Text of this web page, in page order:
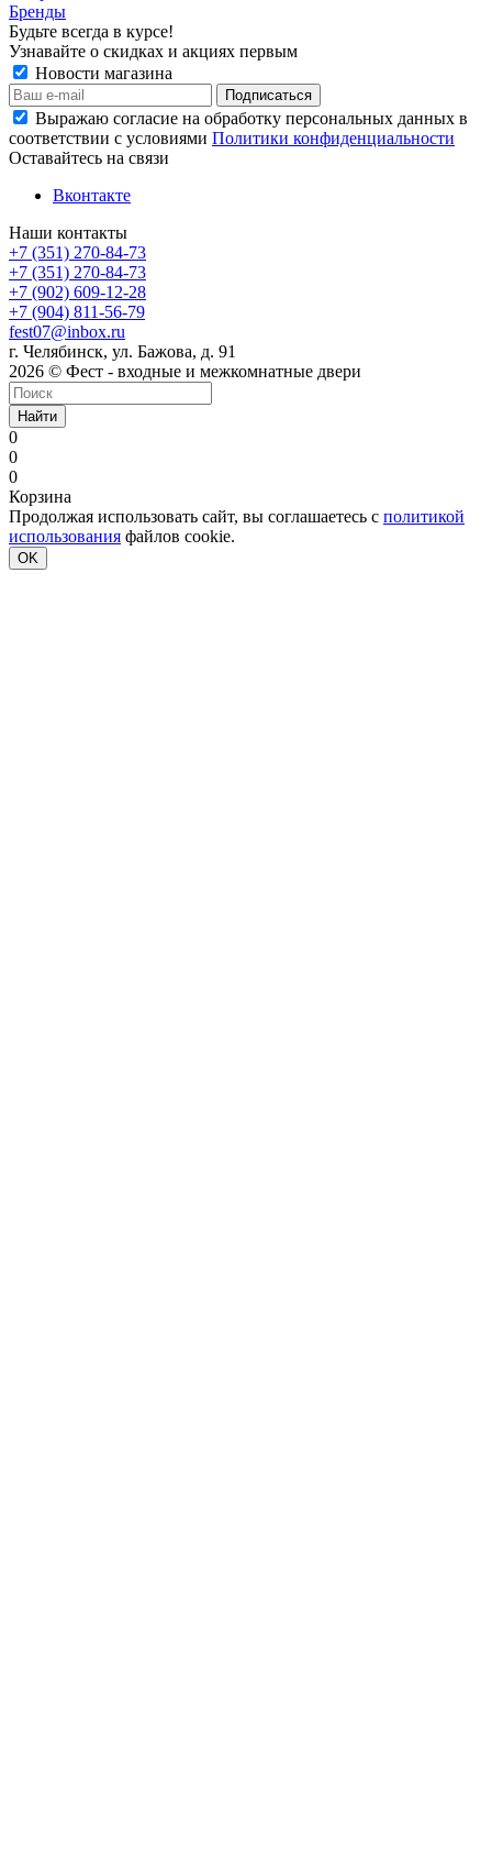
Бренды
Будьте всегда в курсе!
Узнавайте о скидках и акциях первым
Новости магазина
Выражаю согласие на обработку персональных данных в
соответствии с условиями Политики конфиденциальности
Оставайтесь на связи
Вконтакте
Наши контакты
+7 (351) 270-84-73
+7 (351) 270-84-73
+7 (902) 609-12-28
+7 (904) 811-56-79
fest07@inbox.ru
г. Челябинск, ул. Бажова, д. 91
2026 © Фест - входные и межкомнатные двери
Найти
0
0
0
Корзина
Продолжая использовать сайт, вы соглашаетесь с политикой
использования файлов cookie.
OK